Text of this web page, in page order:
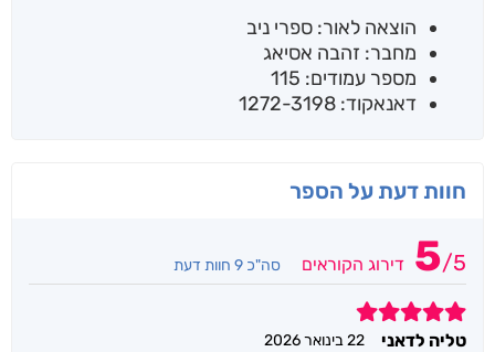
הוצאה לאור: ספרי ניב
מחבר: זהבה אסיאג
מספר עמודים: 115
דאנאקוד: 1272-3198
חוות דעת על הספר
5/5 דירוג הקוראים סה"כ 9 חוות דעת
5
טליה לדאני
22 בינואר 2026